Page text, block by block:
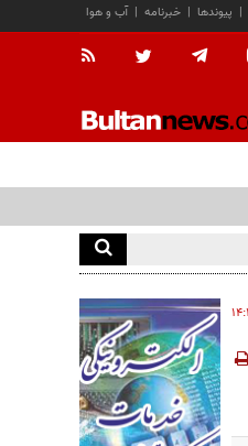
آب و هوا | خبرنامه | پیوندها |